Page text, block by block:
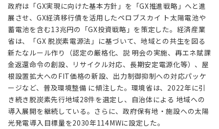
政府は「GX実現に向けた基本方針」を「GX推進戦略」へと進
展させ、GX経済移行債を活用したペロブスカイ ト太陽電池や
蓄電池を含む13兆円の「GX投資戦略」を策定した。経済産業
省は、「GX 脱炭素電源法」に基づいて、地域との共生を図る
新たなルール作り（認定の厳格化、説 明会の実施、再エネ賦課
金返還命令の創設、リサイクル対応、長期安定電源化等）、屋
根設置拡大へのFIT価格の新設、出力制御抑制への対応パッケ
ージなど、普及環境整備 に傾注した。環境省は、2022年に引
き続き脱炭素先行地域28件を選定し、自治体による 地域への
導入展開を継続している。さらに、政府保有地・施設への太陽
光発電導入目標量を2030年114MWに設定した。